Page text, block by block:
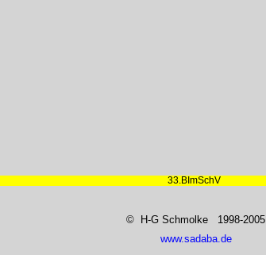
33.BImSchV
© H-G Schmolke 1998-2005
www.sadaba.de